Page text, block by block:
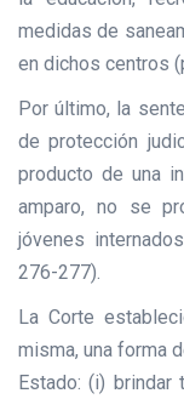
medidas de
en dichos centros
Por último, la
de protección
producto de una
amparo, no se
jóvenes
276-277).
La Corte
misma, una forma
Estado: (i)